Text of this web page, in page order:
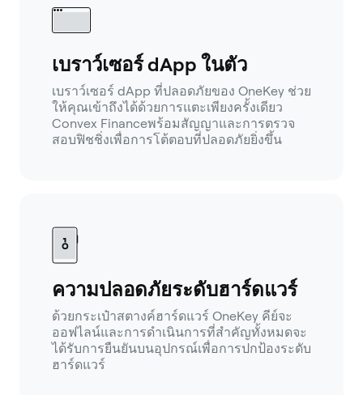
เบราว์เซอร์ dApp ในตัว
เบราว์เซอร์ dApp ที่ปลอดภัยของ OneKey ช่วย
ให้คุณเข้าถึงได้ด้วยการแตะเพียงครั้งเดียว
Convex Financeพร้อมสัญญาและการตรวจ
สอบฟิชชิ่งเพื่อการโต้ตอบที่ปลอดภัยยิ่งขึ้น
ความปลอดภัยระดับฮาร์ดแวร์
ด้วยกระเป๋าสตางค์ฮาร์ดแวร์ OneKey คีย์จะ
ออฟไลน์และการดำเนินการที่สำคัญทั้งหมดจะ
ได้รับการยืนยันบนอุปกรณ์เพื่อการปกป้องระดับ
ฮาร์ดแวร์